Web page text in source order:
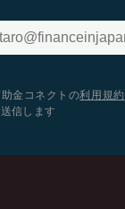
金コネクトの利用規約
信します